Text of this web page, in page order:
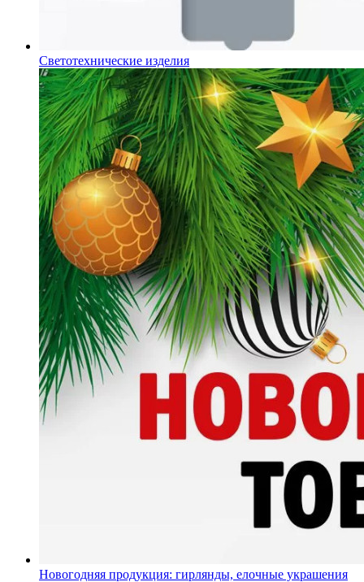
Светотехнические изделия
Новогодняя продукция: гирлянды, елочные украшения